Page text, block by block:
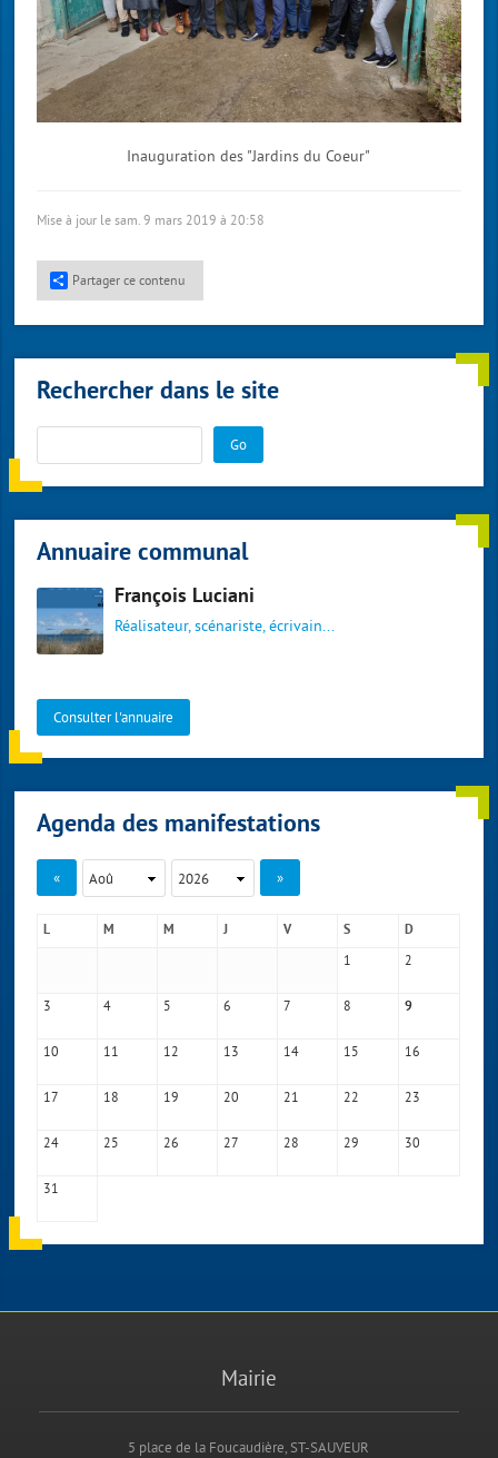
Inauguration des "Jardins du Coeur"
Mise à jour le sam. 9 mars 2019 à 20:58
Partager ce contenu
Rechercher dans le site
Go
Annuaire communal
François Luciani
Réalisateur, scénariste, écrivain...
Consulter l'annuaire
Agenda des manifestations
« »
L M M J V S D
1 2
3 4 5 6 7 8 9
10 11 12 13 14 15 16
17 18 19 20 21 22 23
24 25 26 27 28 29 30
31
Mairie
5 place de la Foucaudière, ST-SAUVEUR